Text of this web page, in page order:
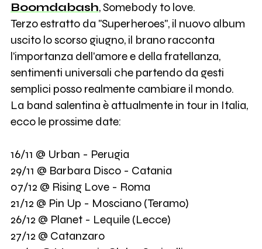
Boomdabash, Somebody to love.
Terzo estratto da "Superheroes", il nuovo album
uscito lo scorso giugno, il brano racconta
l'importanza dell'amore e della fratellanza,
sentimenti universali che partendo da gesti
semplici posso realmente cambiare il mondo.
La band salentina è attualmente in tour in Italia,
ecco le prossime date:
16/11 @ Urban - Perugia
29/11 @ Barbara Disco - Catania
07/12 @ Rising Love - Roma
21/12 @ Pin Up - Mosciano (Teramo)
26/12 @ Planet - Lequile (Lecce)
27/12 @ Catanzaro